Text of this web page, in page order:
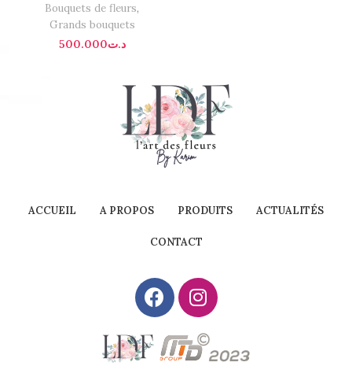
Bouquets de fleurs,
Grands bouquets
د.ت500.000
ACCUEIL A PROPOS PRODUITS ACTUALITÉS
CONTACT